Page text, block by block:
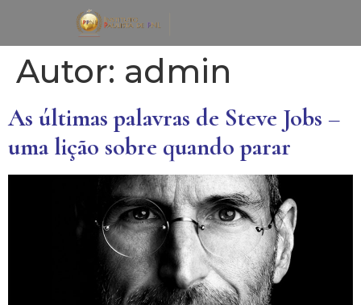
Autor: admin
As últimas palavras de Steve Jobs –
uma lição sobre quando parar